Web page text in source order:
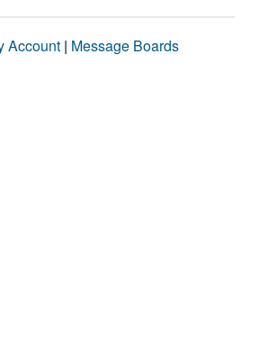
Account | Message Boards